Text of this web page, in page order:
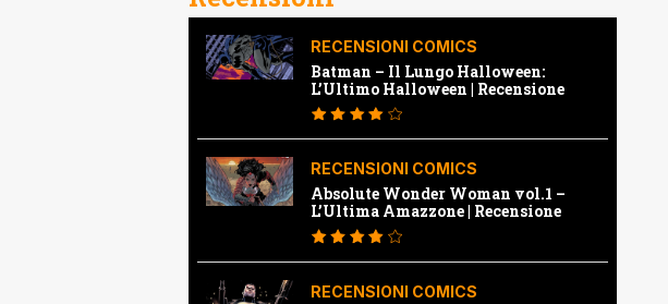
RECENSIONI COMICS
Batman – Il Lungo Halloween:
L’Ultimo Halloween | Recensione
RECENSIONI COMICS
Absolute Wonder Woman vol.1 –
L’Ultima Amazzone | Recensione
RECENSIONI COMICS